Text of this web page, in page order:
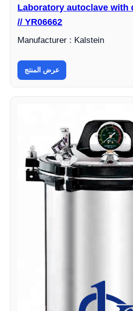
Laboratory autoclave with
// YR06662
Manufacturer : Kalstein
عرض المنتج